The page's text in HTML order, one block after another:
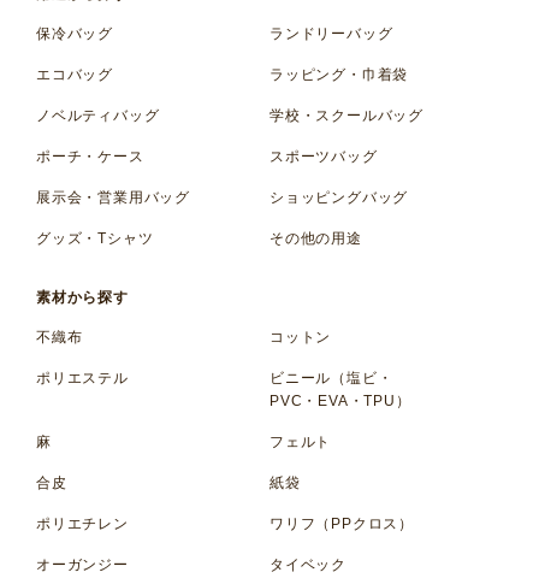
保冷バッグ ランドリーバッグ
エコバッグ ラッピング・巾着袋
ノベルティバッグ 学校・スクールバッグ
ポーチ・ケース スポーツバッグ
展示会・営業用バッグ ショッピングバッグ
グッズ・Tシャツ その他の用途
素材から探す
不織布 コットン
ポリエステル
ビニール（塩ビ・
PVC・EVA・TPU）
麻 フェルト
合皮 紙袋
ポリエチレン ワリフ（PPクロス）
オーガンジー タイベック